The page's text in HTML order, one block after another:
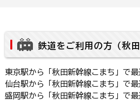
鉄道をご利用の方（秋田
東京駅から「秋田新幹線こまち」で最
仙台駅から「秋田新幹線こまち」で最
盛岡駅から「秋田新幹線こまち」で最